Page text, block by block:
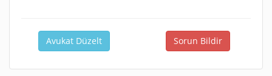
Avukat Düzelt Sorun Bildir